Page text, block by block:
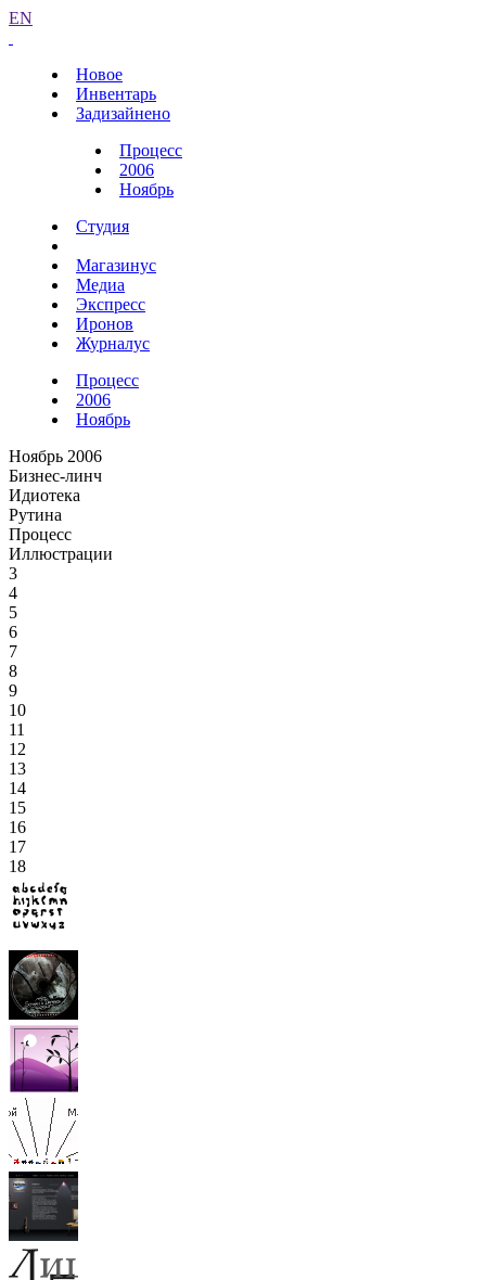
EN
Новое
Инвентарь
Задизайнено
Процесс
2006
Ноябрь
Студия
Магазинус
Медиа
Экспресс
Иронов
Журналус
Процесс
2006
Ноябрь
Ноябрь 2006
Бизнес-линч
Идиотека
Рутина
Процесс
Иллюстрации
3
4
5
6
7
8
9
10
11
12
13
14
15
16
17
18